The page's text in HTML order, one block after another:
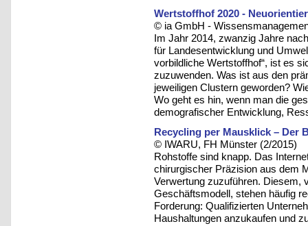
Wertstoffhof 2020 -
© ia GmbH -
Im Jahr 2014, zwanzig Jahre
für Landesentwicklung und
vorbildliche Wertstoffhof“, ist es
zuzuwenden. Was ist aus den
jeweiligen Clustern geworden?
Wo geht es hin, wenn man die
demografischer Entwicklung,
Recycling per Mausklick – Der
© IWARU, FH Münster (2/2015)
Rohstoffe sind knapp. Das
chirurgischer Präzision aus dem
Verwertung zuzuführen. Diesem,
Geschäftsmodell, stehen häufig
Forderung: Qualifizierten
Haushaltungen anzukaufen und